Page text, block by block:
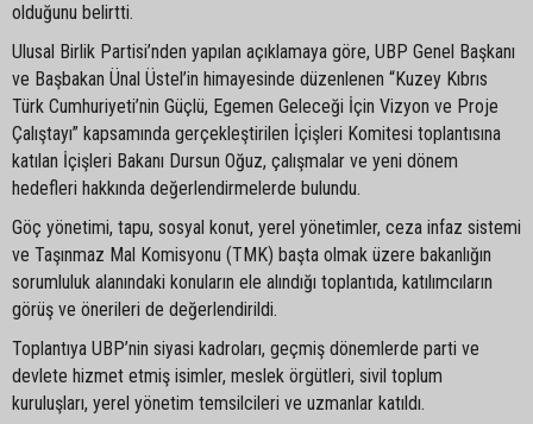
olduğunu belirtti.
Ulusal Birlik Partisi’nden yapılan açıklamaya göre, UBP Genel Başkanı
ve Başbakan Ünal Üstel’in himayesinde düzenlenen “Kuzey Kıbrıs
Türk Cumhuriyeti’nin Güçlü, Egemen Geleceği İçin Vizyon ve Proje
Çalıştayı” kapsamında gerçekleştirilen İçişleri Komitesi toplantısına
katılan İçişleri Bakanı Dursun Oğuz, çalışmalar ve yeni dönem
hedefleri hakkında değerlendirmelerde bulundu.
Göç yönetimi, tapu, sosyal konut, yerel yönetimler, ceza infaz sistemi
ve Taşınmaz Mal Komisyonu (TMK) başta olmak üzere bakanlığın
sorumluluk alanındaki konuların ele alındığı toplantıda, katılımcıların
görüş ve önerileri de değerlendirildi.
Toplantıya UBP’nin siyasi kadroları, geçmiş dönemlerde parti ve
devlete hizmet etmiş isimler, meslek örgütleri, sivil toplum
kuruluşları, yerel yönetim temsilcileri ve uzmanlar katıldı.